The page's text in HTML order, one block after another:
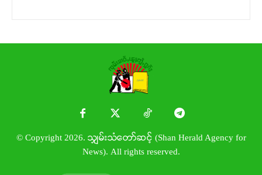
© Copyright 2026. သျှမ်းသံတော်ဆင့် (Shan Herald Agency for
News). All rights reserved.